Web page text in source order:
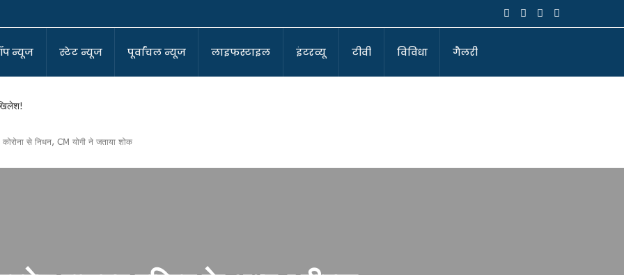
न्यूज स्टेट न्यूज पूर्वांचल न्यूज लाइफस्टाइल इंटरव्यू टीवी विविधा गैलरी
कोरोना से निधन, CM योगी ने जताया शोक